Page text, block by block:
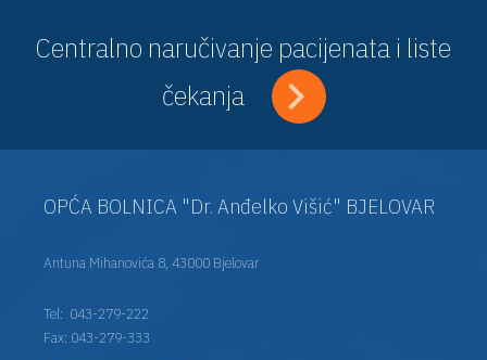
Centralno naručivanje pacijenata i liste
čekanja
OPĆA BOLNICA "Dr. Anđelko Višić" BJELOVAR
Antuna Mihanovića 8, 43000 Bjelovar
Tel: 043-279-222
Fax: 043-279-333